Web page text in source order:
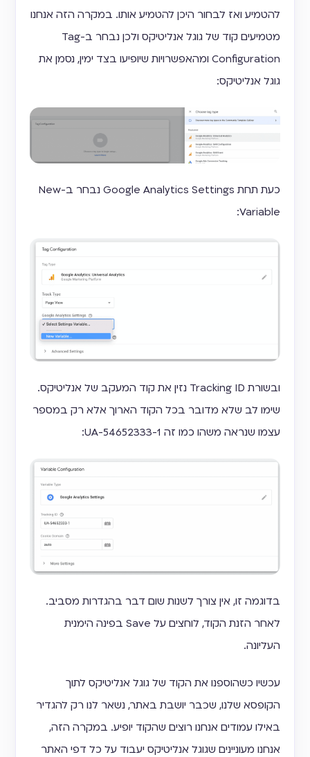
להטמיע ואז לבחור היכן להטמיע אותו. במקרה הזה אנחנו
מטמיעים קוד של גוגל אנליטיקס ולכן נבחר ב-Tag
Configuration ומהאפשרויות שיופיעו בצד ימין, נסמן את
גוגל אנליטיקס:
כעת תחת Google Analytics Settings נבחר ב-New
Variable:
ובשורת Tracking ID נזין את קוד המעקב של אנליטיקס.
שימו לב שלא מדובר בכל הקוד הארוך אלא רק במספר
עצמו שנראה משהו כמו זה UA-54652333-1:
בדוגמה זו, אין צורך לשנות שום דבר בהגדרות מסביב.
לאחר הזנת הקוד, לוחצים על Save בפינה הימנית
העליונה.
עכשיו כשהוספנו את הקוד של גוגל אנליטיקס לתוך
הקופסא שלנו, שכבר יושבת באתר, נשאר לנו רק להגדיר
באילו עמודים אנחנו רוצים שהקוד יופיע. במקרה הזה,
אנחנו מעוניינים שגוגל אנליטיקס יעבוד על כל דפי האתר